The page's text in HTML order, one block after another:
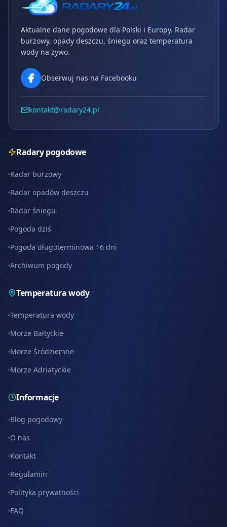
Aktualne dane pogodowe dla Polski i Europy. Radar
burzowy, opady deszczu, śniegu oraz temperatura
wody na żywo.
Obserwuj nas na Facebooku
kontakt@radary24.pl
Radary pogodowe
Radar burzowy
Radar opadów deszczu
Radar śniegu
Pogoda dziś
Pogoda długoterminowa 16 dni
Archiwum pogody
Temperatura wody
Temperatura wody
Morze Bałtyckie
Morze Śródziemne
Morze Adriatyckie
Informacje
Blog pogodowy
O nas
Kontakt
Regulamin
Polityka prywatności
FAQ